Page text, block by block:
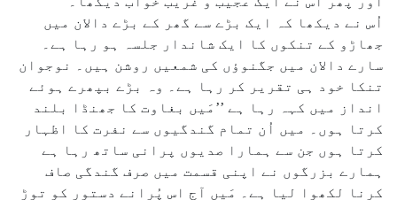
اُس نے دیکھا کہ ایک بڑے سے گھر کے بڑے دالان میں
جھاڑو کے تنکوں کا ایک شاندار جلسہ ہو رہا ہے۔
سارے دالان میں جگنوؤں کی شمعیں روشن ہیں۔ نوجوان
تنکا خود ہی تقریر کر رہا ہے۔ وہ بڑے بپھرے ہوئے
انداز میں کہہ رہا ہے ’’مَیں بغاوت کا جھنڈا بلند
کرتا ہوں۔ میں اُن تمام گندگیوں سے نفرت کا اظہار
کرتا ہوں جن سے ہمارا صدیوں پرانی ساتھ رہا ہے
ہمارے بزرگوں نے اپنی قسمت میں صرف گندگی صاف
کرنا لکھوا لیا ہے۔ مَیں آج اس پُرانے دستور کو توڑ